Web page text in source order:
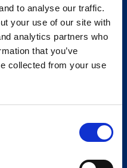
to analyse our traffic.
your use of our site with
analytics partners who
that you’ve
collected from your use